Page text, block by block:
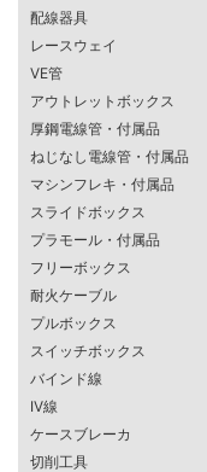
配線器具
レースウェイ
VE管
アウトレットボックス
厚鋼電線管・付属品
ねじなし電線管・付属品
マシンフレキ・付属品
スライドボックス
プラモール・付属品
フリーボックス
耐火ケーブル
プルボックス
スイッチボックス
バインド線
IV線
ケースブレーカ
切削工具